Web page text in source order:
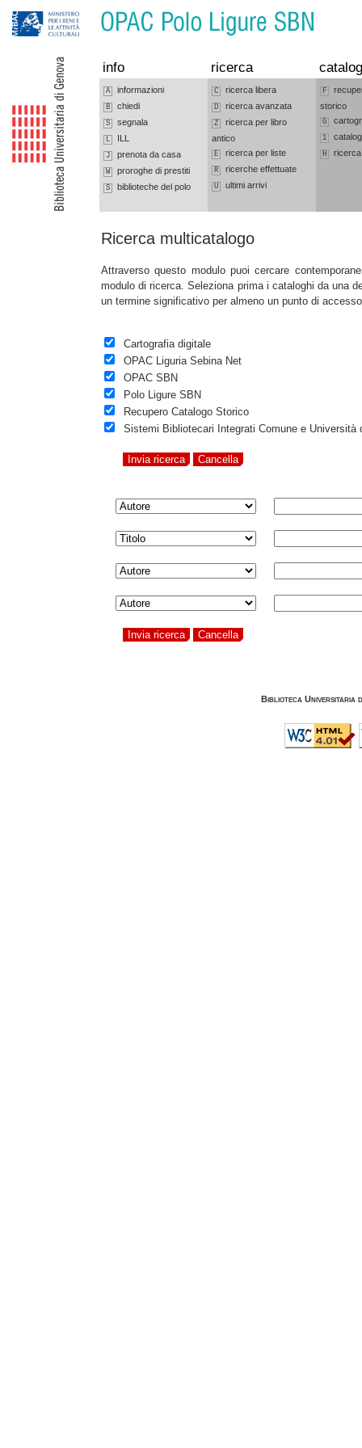
info ricerca
A informazioni
B chiedi
S segnala
L ILL
J prenota da casa
W proroghe di prestiti
S biblioteche del polo
C ricerca libera
D ricerca avanzata
Z
ricerca per libro
antico
E ricerca per liste
R ricerche effettuate
U ultimi arrivi
F
storico
G
1
H ricerca
Ricerca multicatalogo
Attraverso questo modulo puoi cercare
modulo di ricerca. Seleziona prima i cataloghi da una
un termine significativo per almeno un punto di
Cartografia digitale
OPAC Liguria Sebina Net
OPAC SBN
Polo Ligure SBN
Recupero Catalogo Storico
Sistemi Bibliotecari Integrati Comune e Università
Biblioteca Universitaria